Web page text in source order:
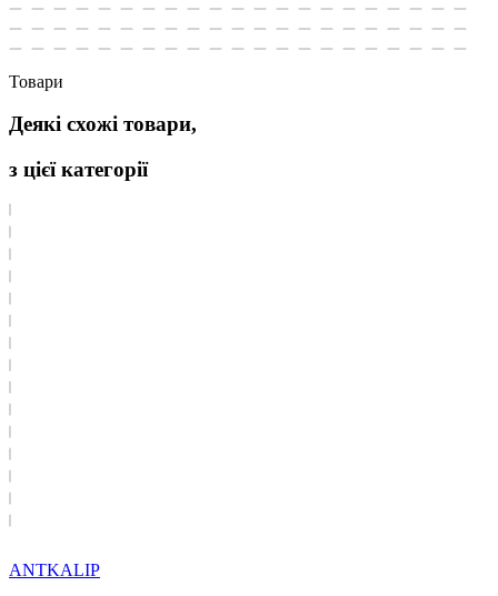
Товари
Деякі схожі товари,
з цієї категорії
ANTKALIP